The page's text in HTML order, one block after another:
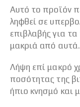
Αυτό το προϊόν
ληφθεί σε
επιβλαβής για
μακριά από αυτά.
Λήψη επί μακρό
ποσότητας της
ήπιο κνησμό και